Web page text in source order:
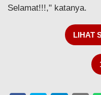
Selamat!!!," katanya.
LIHAT